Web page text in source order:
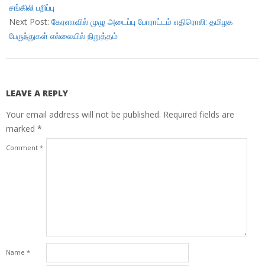
02
சங்கிலி பறிப்பு
Next Post: கேரளாவில் முழு அடைப்பு போராட்டம் எதிரொலி: தமிழக
பேருந்துகள் எல்லையில் நிறுத்தம்
LEAVE A REPLY
Your email address will not be published. Required fields are
marked *
Comment *
Name *